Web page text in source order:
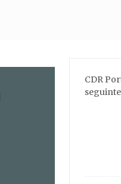
CDR